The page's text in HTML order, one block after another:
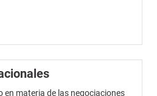
en materia de las negociaciones